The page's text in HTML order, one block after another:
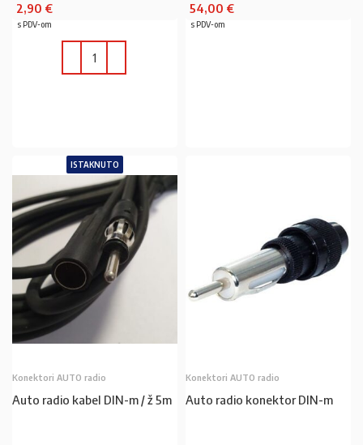
2,90 €
s PDV-om
54,00 €
s PDV-om
ISTAKNUTO
Konektori AUTO radio
Auto radio kabel DIN-m / ž 5m
Konektori AUTO radio
Auto radio konektor DIN-m